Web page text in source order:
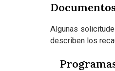
Algunas
describen los